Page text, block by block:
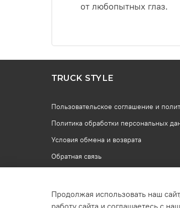
от любопытных глаз.
TRUCK STYLE
Пользовательское соглашение и
Политика обработки персональных
Условия обмена и возврата
Обратная связь
Продолжая использовать наш